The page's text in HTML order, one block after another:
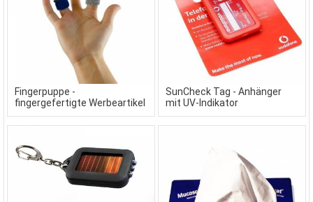
Fingerpuppe -
fingergefertigte Werbeartikel
SunCheck Tag - Anhänger
mit UV-Indikator